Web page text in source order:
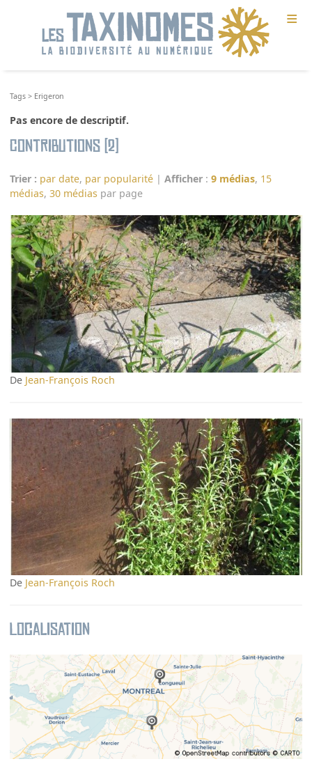
≡
Tags > Erigeron
Pas encore de descriptif.
Contributions (2)
Trier : par date, par popularité |Afficher :9 médias, 15
médias,30 médias par page
De Jean-François Roch
De Jean-François Roch
Localisation